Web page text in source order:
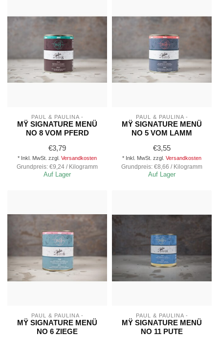
PAUL & PAULINA -
MŸ SIGNATURE MENÜ
NO 8 VOM PFERD
€3,79
* Inkl. MwSt. zzgl. Versandkosten
Grundpreis: €9,24 / Kilogramm
Auf Lager
PAUL & PAULINA -
MŸ SIGNATURE MENÜ
NO 5 VOM LAMM
€3,55
* Inkl. MwSt. zzgl. Versandkosten
Grundpreis: €8,66 / Kilogramm
Auf Lager
PAUL & PAULINA -
MŸ SIGNATURE MENÜ
NO 6 ZIEGE
PAUL & PAULINA -
MŸ SIGNATURE MENÜ
NO 11 PUTE